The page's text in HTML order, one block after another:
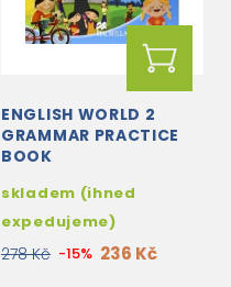
ENGLISH WORLD 2
GRAMMAR PRACTICE
BOOK
skladem (ihned
expedujeme)
278 Kč -15% 236 Kč